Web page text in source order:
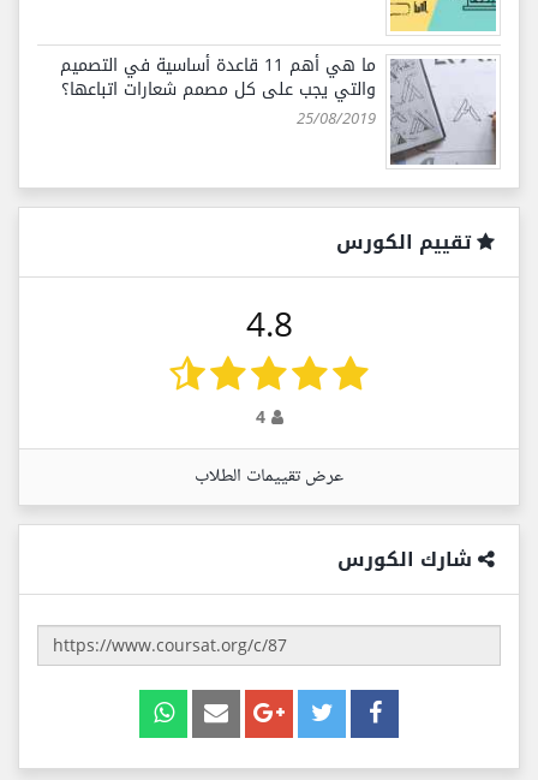
ما هي أهم 11 قاعدة أساسية في التصميم
والتي يجب على كل مصمم شعارات اتباعها؟
25/08/2019
تقييم الكورس
4.8
4
عرض تقييمات الطلاب
شارك الكورس